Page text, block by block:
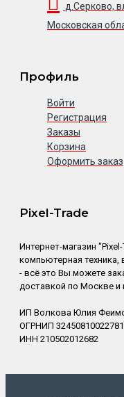
д.Серково,
Московская
Профиль
Войти
Регистрация
Заказы
Корзина
Оформить заказ
Pixel-Trade
Интернет-магазин
компьютерная
- всё это Вы можете
доставкой по Москве и
ИП Волкова Юлия
ОГРНИП
ИНН 210502012682